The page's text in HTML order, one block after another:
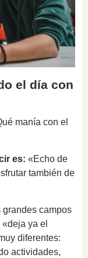
el día con
manía con el
es: «Echo de
también de
grandes campos
ya el
diferentes:
actividades,